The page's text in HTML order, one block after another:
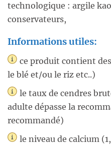
technologique : argile
conservateurs,
Informations utiles:
ce produit contient
le blé et/ou le riz etc..)
le taux de cendres
adulte dépasse la
recommandé)
le niveau de calcium